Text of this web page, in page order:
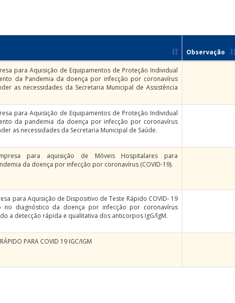
Observação
para Aquisição de Equipamentos de Proteção Individual
da Pandemia da doença por infecção por coronavírus
as necessidades da Secretaria Municipal de Assistência
para Aquisição de Equipamentos de Proteção Individual
da pandemia da doença por infecção por coronavírus
as necessidades da Secretaria Municipal de Saúde.
para aquisição de Móveis Hospitalares para
da doença por infecção por coronavírus (COVID-19).
para Aquisição de Dispositivo de Teste Rápido COVID- 19
no diagnóstico da doença por infecção por coronavírus
a detecção rápida e qualitativa dos anticorpos IgG/lgM.
PARA COVID 19 IGC/IGM